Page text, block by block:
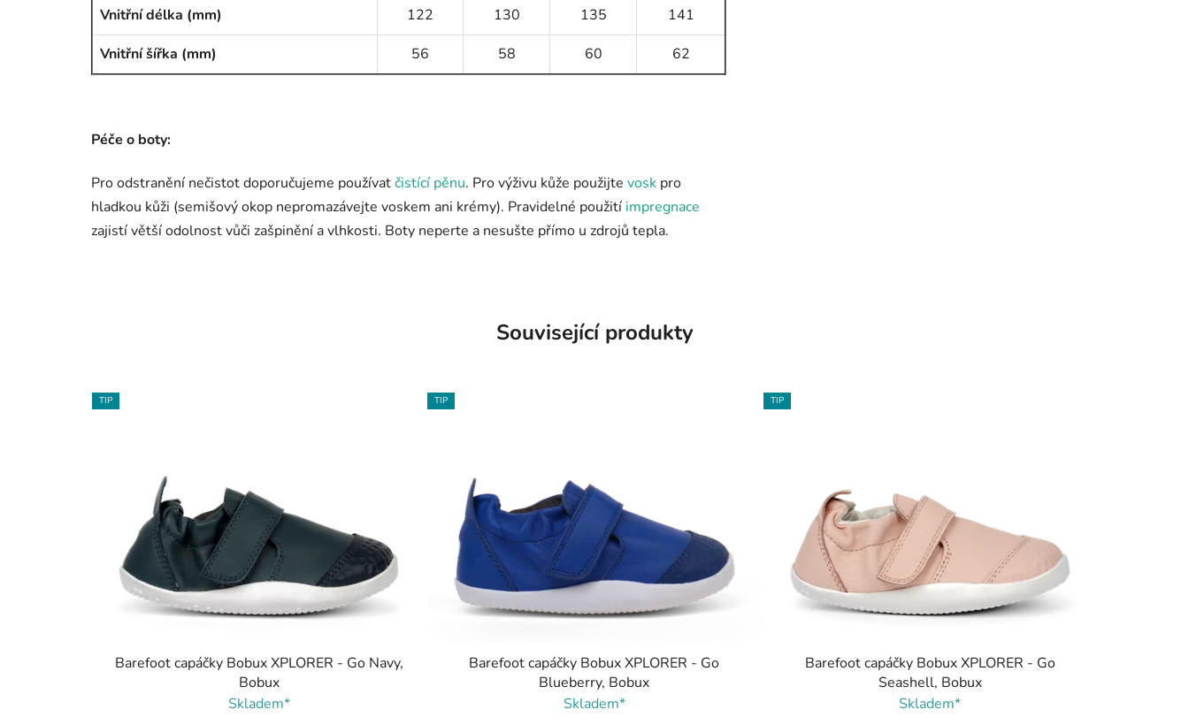
Vnitřní délka (mm)
122 130 135
141
Vnitřní šířka (mm)
56 58 60 62
Péče o boty:
Pro odstranění nečistot doporučujeme používatčistící pěnu. Pro výživu kůže použijte vosk pro
hladkou kůži (semišový okop nepromazávejte voskem ani krémy). Pravidelné použití impregnace
zajistí větší odolnost vůči zašpinění a vlhkosti. Boty neperte a nesušte přímo u zdrojů tepla.
Související produkty
TIP
Barefoot capáčky Bobux XPLORER - Go Navy,
Bobux
Skladem*
TIP
Barefoot capáčky Bobux XPLORER - Go
Blueberry, Bobux
Skladem*
TIP
Barefoot capáčky Bobux XPLORER - Go
Seashell, Bobux
Skladem*